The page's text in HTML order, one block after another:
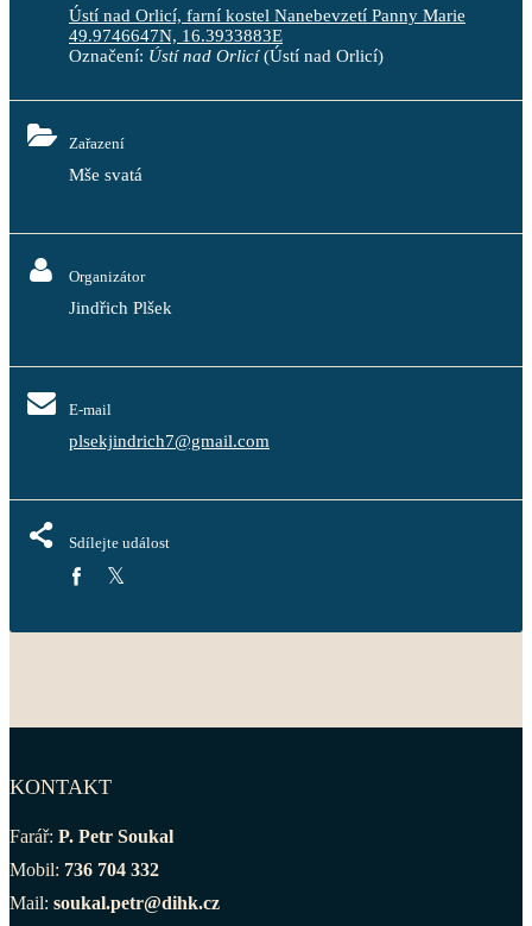
Ústí nad Orlicí, farní kostel Nanebevzetí Panny Marie
49.9746647N, 16.3933883E
Označení: Ústí nad Orlicí(Ústí nad Orlicí)
Zařazení
Mše svatá
Organizátor
Jindřich Plšek
E-mail
plsekjindrich7@gmail.com
Sdílejte událost
KONTAKT
Farář: P. Petr Soukal
Mobil: 736 704 332
Mail: soukal.petr@dihk.cz